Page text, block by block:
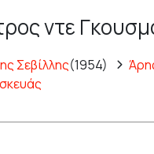
ντε
Σεβίλλης(1954)